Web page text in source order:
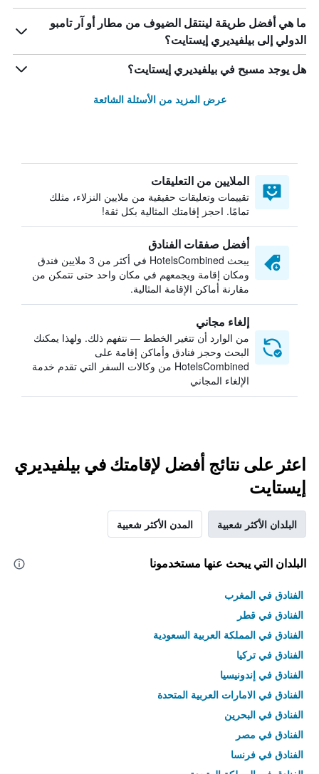
ما هي أفضل طريقة لينتقل الضيوف من مطار أو آر تامبو
الدولي إلى بيلفيديري إيستايت؟
هل يوجد مسبح في بيلفيديري إيستايت؟
عرض المزيد من الأسئلة الشائعة
الملايين من التعليقات
تقييمات وتعليقات حقيقية من ملايين النزلاء، مثلك
تمامًا. احجز إقامتك المثالية بكل ثقة!
أفضل صفقات الفنادق
يبحث HotelsCombined في أكثر من 3 ملايين فندق
ومكان إقامة ويجمعهم في مكان واحد حتى تتمكن من
مقارنة أماكن الإقامة المثالية.
إلغاء مجاني
من الوارد أن تتغير الخطط — نتفهم ذلك. ولهذا يمكنك
البحث وحجز فنادق وأماكن إقامة على
HotelsCombined من وكالات السفر التي تقدم خدمة
الإلغاء المجاني
اعثر على نتائج أفضل لإقامتك في بيلفيديري
إيستايت
البلدان الأكثر شعبية المدن الأكثر شعبية
البلدان التي يبحث عنها مستخدمونا
الفنادق في المغرب
الفنادق في قطر
الفنادق في المملكة العربية السعودية
الفنادق في تركيا
الفنادق في إندونيسيا
الفنادق في الامارات العربية المتحدة
الفنادق في البحرين
الفنادق في مصر
الفنادق في فرنسا